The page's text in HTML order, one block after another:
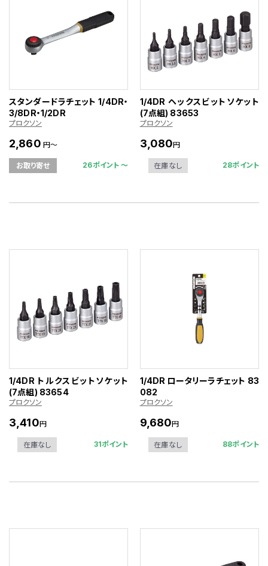
スタンダードラチェット 1/4DR・
3/8DR・1/2DR
プロクソン
2,860 円～
お取り寄せ 26ポイント 〜
1/4DR ヘックスビットソケット
(7点組) 83653
プロクソン
3,080円
在庫なし 28ポイント
1/4DR トルクスビットソケット
(7点組) 83654
プロクソン
3,410円
在庫なし 31ポイント
1/4DR ロータリーラチェット 83
082
プロクソン
9,680円
在庫なし 88ポイント